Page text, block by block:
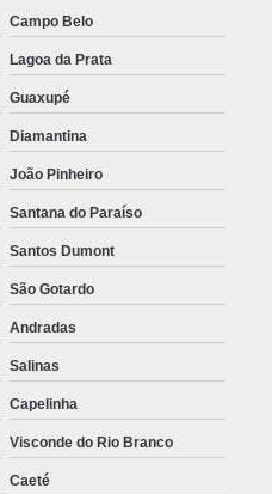
Campo Belo
Lagoa da Prata
Guaxupé
Diamantina
João Pinheiro
Santana do Paraíso
Santos Dumont
São Gotardo
Andradas
Salinas
Capelinha
Visconde do Rio Branco
Caeté